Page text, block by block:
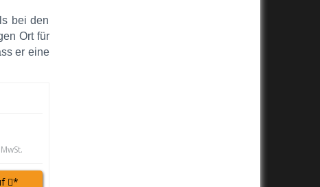
bei den
Ort für
er eine
*